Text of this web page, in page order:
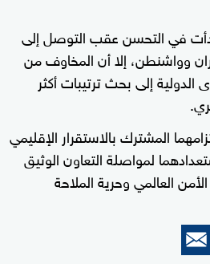
في التحسن عقب التوصل إلى
وواشنطن، إلا أن المخاوف من
إلى بحث ترتيبات أكثر
المشترك بالاستقرار الإقليمي
لمواصلة التعاون الوثيق
العالمي وحرية الملاحة